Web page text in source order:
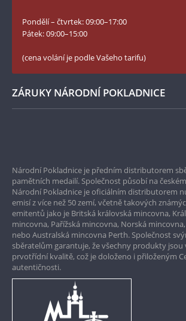
jíž dal plně k dispozici všechny své
kontakty na francouzské a italské
svolal Masaryk v březnu 1916 do
Československé národní rady.
Československá národní rada tedy
Československé národní rady bylo
úzkých vztahů s politic­kými
dohodových velmocí a vybudování
nejsilnějších vojenských jednotek,
bojovat na straně Dohody.
Koncem války v červnu až září 1918
postupně uznána vládami Francie,
USA a Japonska za oficiální
budoucího československého státu.
1918 byla rada přetvořena v tzv.
československou vládu v Paříži.
14. listopadu 1918 vytvořením první
Numismatické novinky
Twitter Národní Pokladnice
LinkedIn Národní Pokladnice
Instagram Národní Pokladnice
Pondělí – čtvrtek: 09:00–17:00
Pátek: 09:00–15:00
(cena volání je podle Vašeho tarifu)
ZÁRUKY NÁRODNÍ POKLADNICE
Garance nejvyšší kvality
Pouze originální produkty
Národní Pokladnice je předním distributorem
pamětních medailí. Společnost působí na
Národní Pokladnice je oficiálním distributorem
emisí z více než 50 zemí, včetně takových
emitentů jako je Britská královská mincovna,
mincovna, Pařížská mincovna, Norská
nebo Australská mincovna Perth. Společnost
sběratelům garantuje, že všechny produkty jsou
prvotřídní kvalitě, což je doloženo i přiloženým
autentičnosti.